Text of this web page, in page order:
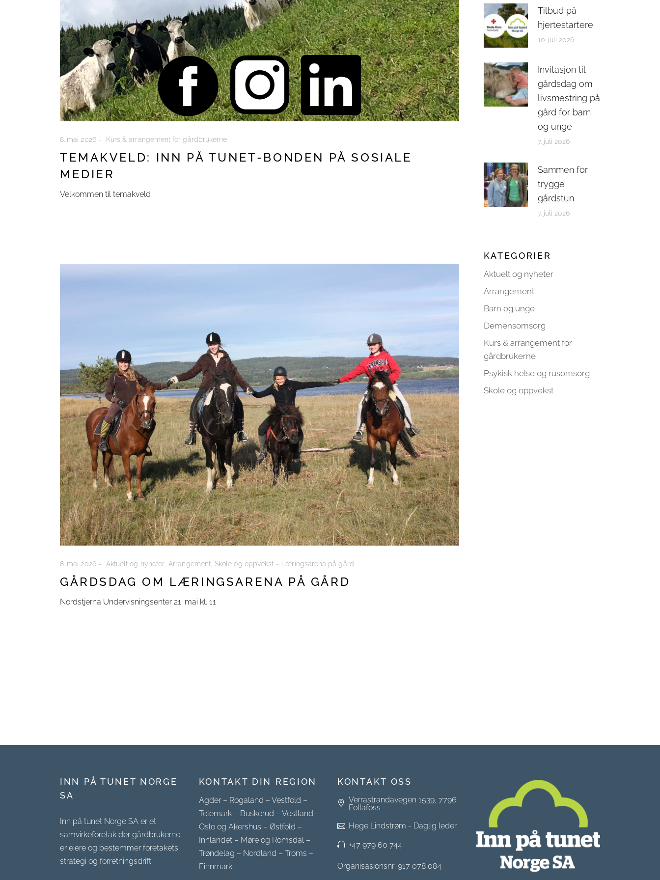
Telemark
Troms
Trøndelag
Vestfold
Vestland
Østfold
Vestfold
Vestland
Østfold
8. mai 2026 Kurs & arrangement for gårdbrukerne
TEMAKVELD: INN PÅ TUNET-BONDEN PÅ SOSIALE
MEDIER
Velkommen til temakveld
8. mai 2026 Aktuelt og nyheter Arrangement Skole og oppvekst Læringsarena på gård
GÅRDSDAG OM LÆRINGSARENA PÅ GÅRD
Nordstjerna Undervisningsenter 21. mai kl. 11
Tilbud på
hjertestartere
10. juli 2026
Invitasjon til
gårdsdag om
livsmestring på
gård for barn
og unge
7. juli 2026
Sammen for
trygge
gårdstun
7. juli 2026
KATEGORIER
Aktuelt og nyheter
Arrangement
Barn og unge
Demensomsorg
Kurs & arrangement for
gårdbrukerne
Psykisk helse og rusomsorg
Skole og oppvekst
INN PÅ TUNET NORGE
SA
Inn på tunet Norge SA er et
samvirkeforetak der gårdbrukerne
er eiere og bestemmer foretakets
strategi og forretningsdrift.
KONTAKT DIN REGION
Agder– Rogaland – Vestfold –
Telemark– Buskerud – Vestland –
Oslo og Akershus – Østfold –
Innlandet– Møre og Romsdal–
Trøndelag – Nordland – Troms –
Finnmark
KONTAKT OSS
Verrastrandavegen 1539, 7796
Follafoss
Hege Lindstrøm - Daglig leder
+47 979 60 744
Organisasjonsnr: 917 078 084